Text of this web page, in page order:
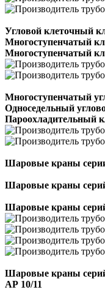
Угловой клеточный
Многоступенчатый
Многоступенчатый
Многоступенчатый
Односедельный
Пароохладительный
Шаровые краны
Шаровые краны серий
Шаровые краны
Шаровые краны
АР 10/11